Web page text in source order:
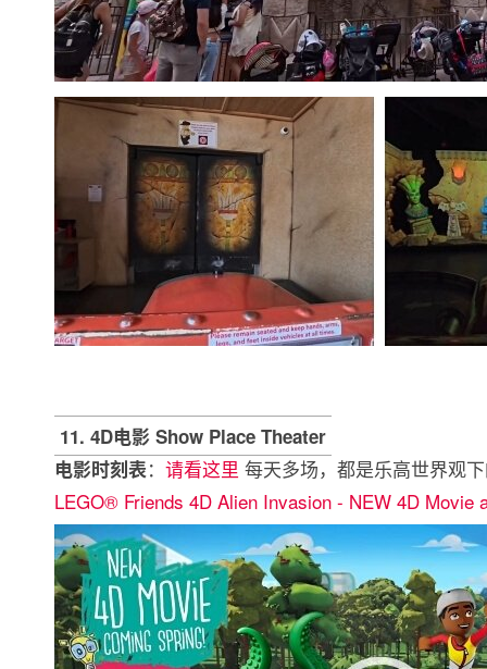
11. 4D电影 Show Place Theater
电影时刻表： 请看这里 每天多场，都是乐高世界观
LEGO® Friends 4D Alien Invasion - NEW 4D Movie